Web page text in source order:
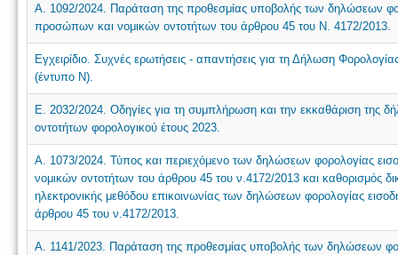
Α. 1092/2024. Παράταση της προθεσμίας υποβολής των δηλώσεων
προσώπων και νομικών οντοτήτων του άρθρου 45 του Ν. 4172/2013.
Εγχειρίδιο. Συχνές ερωτήσεις - απαντήσεις για τη Δήλωση
(έντυπο Ν).
Ε. 2032/2024. Οδηγίες για τη συμπλήρωση και την εκκαθάριση της
οντοτήτων φορολογικού έτους 2023.
Α. 1073/2024. Τύπος και περιεχόμενο των δηλώσεων φορολογίας
νομικών οντοτήτων του άρθρου 45 του ν.4172/2013 και καθορισμός
ηλεκτρονικής μεθόδου επικοινωνίας των δηλώσεων φορολογίας
άρθρου 45 του ν.4172/2013.
Α. 1141/2023. Παράταση της προθεσμίας υποβολής των δηλώσεων